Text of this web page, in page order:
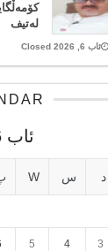
لەتیف
ئاب 6, 2026 Closed
ئاب 2026
د س W
3
4
5